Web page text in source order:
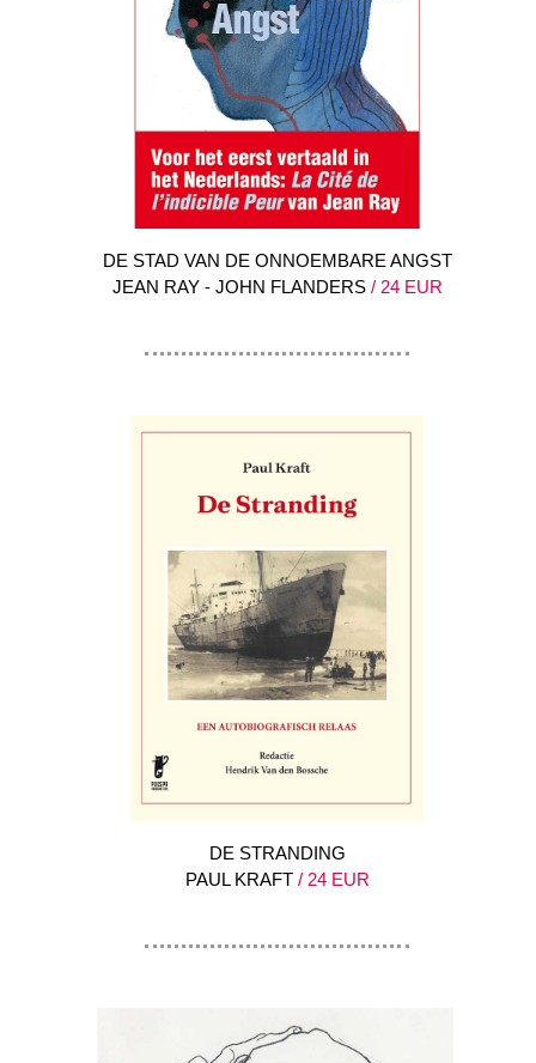
DE STAD VAN DE ONNOEMBARE ANGST
JEAN RAY ⁃ JOHN FLANDERS/ 24 EUR
DE STRANDING
PAUL KRAFT/ 24 EUR